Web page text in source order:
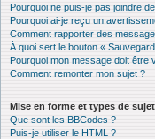
Pourquoi ne puis-je pas joindre
Pourquoi ai-je reçu un
Comment rapporter des
À quoi sert le bouton «
Pourquoi mon message doit être
Comment remonter mon sujet ?
Mise en forme et types de
Que sont les BBCodes ?
Puis-je utiliser le HTML ?